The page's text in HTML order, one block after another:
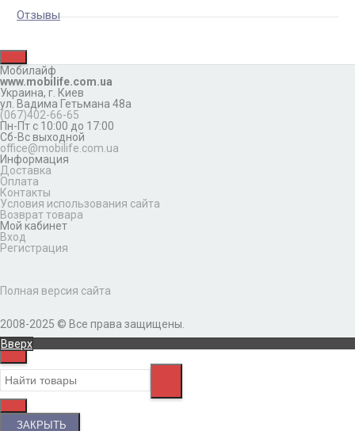
Отзывы
Мобилайф
www.mobilife.com.ua
Украина, г. Киев
ул. Вадима Гетьмана 48а
(067)402-66-65
Пн-Пт с 10:00 до 17:00
Сб-Вс выходной
office@mobilife.com.ua
Информация
Доставка
Оплата
Контакты
Условия использования сайта
Возврат товара
Мой кабинет
Вход
Регистрация
Полная версия сайта
2008-2025 © Все права защищены.
Вверх
ЗАКРЫТЬ